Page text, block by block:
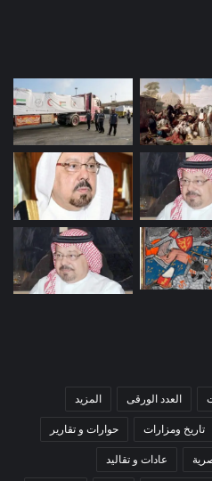
العدد الورقى المزيد
تاريخ ومزارات حوارات و تقارير
عادات و تقاليد